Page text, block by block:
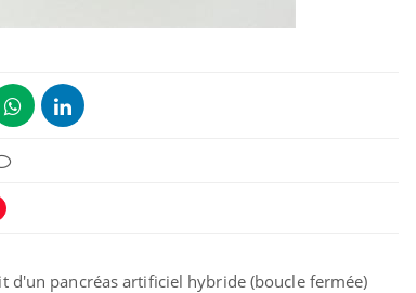
pancréas artificiel hybride (boucle fermée)